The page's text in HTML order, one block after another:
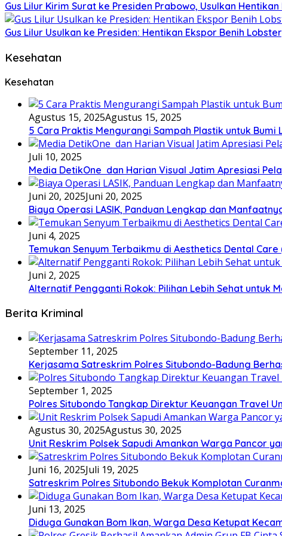
Gus Lilur Kirim Surat ke Presiden Prabowo, Usulkan
Gus Lilur Usulkan ke Presiden: Hentikan Ekspor Benih
Kesehatan
Kesehatan
Agustus 15, 2025Agustus 15, 2025
5 Cara Praktis Mengurangi Sampah Plastik untuk Bumi
Juli 10, 2025
Media DetikOne dan Harian Visual Jatim Apresiasi
Juni 20, 2025Juni 20, 2025
Biaya Operasi LASIK, Panduan Lengkap dan
Juni 4, 2025
Temukan Senyum Terbaikmu di Aesthetics Dental
Juni 2, 2025
Alternatif Pengganti Rokok: Pilihan Lebih Sehat untuk
Berita Kriminal
September 11, 2025
Kerjasama Satreskrim Polres Situbondo-Badung
September 1, 2025
Polres Situbondo Tangkap Direktur Keuangan Travel
Agustus 30, 2025Agustus 30, 2025
Unit Reskrim Polsek Sapudi Amankan Warga Pancor
Juni 16, 2025Juli 19, 2025
Satreskrim Polres Situbondo Bekuk Komplotan
Juni 13, 2025
Diduga Gunakan Bom Ikan, Warga Desa Ketupat